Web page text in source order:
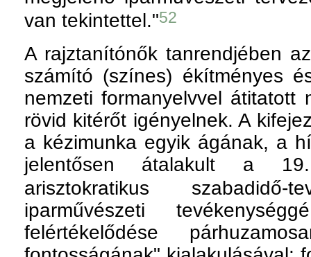
van tekintettel."52
A rajztanítónők tanrendjében
számító (színes) ékítményes
nemzeti formanyelvvel átitatott
rövid kitérőt igényelnek. A
a kézimunka egyik ágának, a
jelentősen átalakult a
arisztokratikus szabadidő-
iparművészeti
felértékelődése